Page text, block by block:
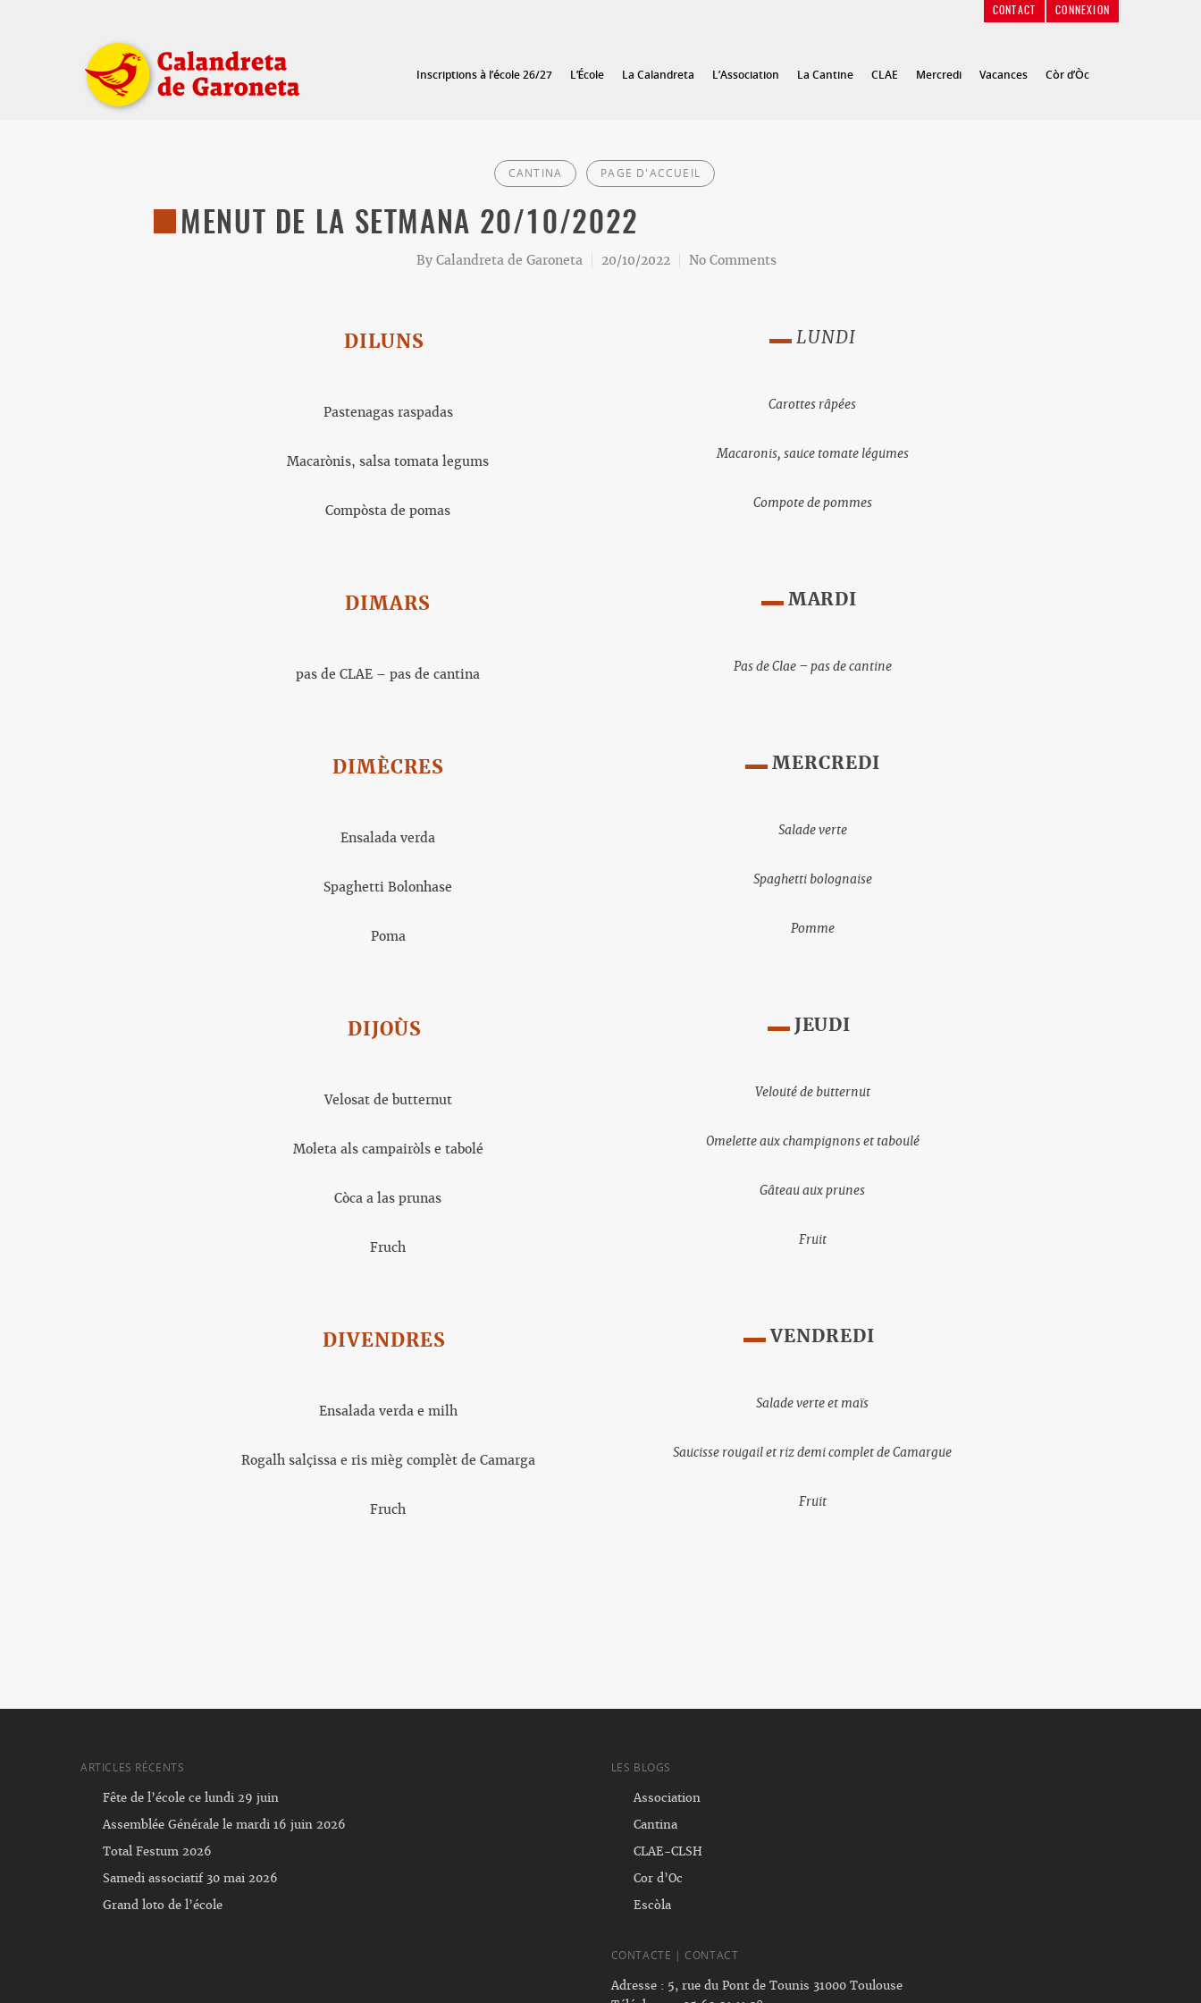
CONTACT CONNEXION
Inscriptions à l’école 26/27 L’École La Calandreta L’Association La Cantine CLAE Mercredi Vacances Còr d’Òc
CANTINA PAGE D'ACCUEIL
MENUT DE LA SETMANA 20/10/2022
By Calandreta de Garoneta 20/10/2022 No Comments
DILUNS
Pastenagas raspadas
Macarònis, salsa tomata legums
Compòsta de pomas
LUNDI
Carottes râpées
Macaronis, sauce tomate légumes
Compote de pommes
DIMARS
pas de CLAE – pas de cantina
MARDI
Pas de Clae – pas de cantine
DIMÈCRES
Ensalada verda
SpaghettiBolonhase
Poma
MERCREDI
Salade verte
Spaghetti bolognaise
Pomme
DIJOÙS
Velosat de butternut
Moleta als campairòls e tabolé
Còca a las prunas
Fruch
JEUDI
Velouté de butternut
Omelette aux champignons et taboulé
Gâteau aux prunes
Fruit
DIVENDRES
Ensalada verda e milh
Rogalh salçissa e ris mièg complèt de Camarga
Fruch
VENDREDI
Salade verte et maïs
Saucisse rougail et riz demi complet de Camargue
Fruit
ARTICLES RÉCENTS
Fête de l’école ce lundi 29 juin
Assemblée Générale le mardi 16 juin 2026
Total Festum 2026
Samedi associatif 30 mai 2026
Grand loto de l’école
LES BLOGS
Association
Cantina
CLAE-CLSH
Cor d’Oc
Escòla
CONTACTE | CONTACT
Adresse : 5, rue du Pont de Tounis 31000 Toulouse